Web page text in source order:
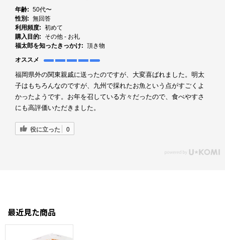
年齢: 50代〜
性別: 無回答
利用頻度: 初めて
購入目的:
その他 - お礼
福太郎を知ったきっかけ: 頂き物
オススメ
福岡県外の関東親戚に送ったのですが、大変喜ばれました。明太
子はもちろんなのですが、九州で採れたお魚という点がすごくよ
かったようです。お年を召している方々だったので、食べやすさ
にも高評価いただきました。
役に立った 0
最近見た商品